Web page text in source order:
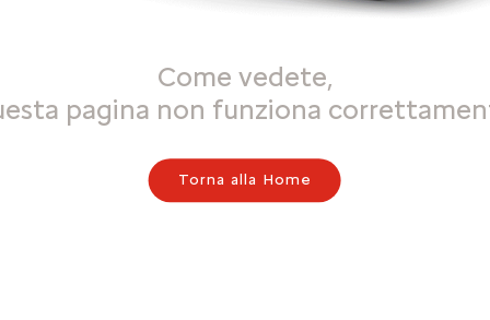
Come vedete,
pagina non funziona
Torna alla Home